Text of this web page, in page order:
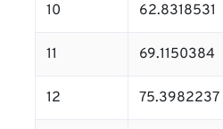
10 62.8318531
11 69.1150384
12 75.3982237